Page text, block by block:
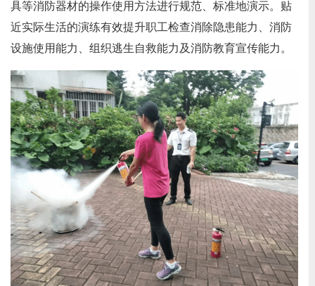
具等消防器材的操作使用方法进行规范、标准地演示。贴
近实际生活的演练有效提升职工检查消除隐患能力、消防
设施使用能力、组织逃生自救能力及消防教育宣传能力。